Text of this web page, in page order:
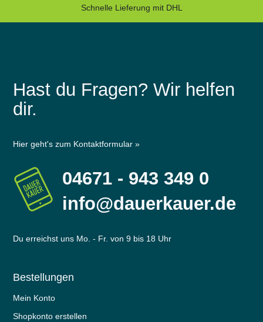
Schnelle Lieferung mit DHL
Hast du Fragen? Wir helfen
dir.
Hier geht's zum Kontaktformular »
04671 - 943 349 0
info@dauerkauer.de
Du erreichst uns Mo. - Fr. von 9 bis 18 Uhr
Bestellungen
Mein Konto
Shopkonto erstellen